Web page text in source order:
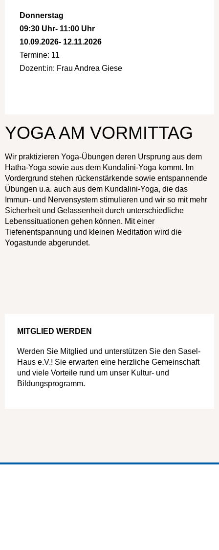
YOGA AM VORMITTAG
Wir praktizieren Yoga-Übungen deren Ursprung aus dem
Hatha-Yoga sowie aus dem Kundalini-Yoga kommt. Im
Vordergrund stehen rückenstärkende sowie entspannende
Übungen u.a. auch aus dem Kundalini-Yoga, die das
Immun- und Nervensystem stimulieren und wir so mit mehr
Sicherheit und Gelassenheit durch unterschiedliche
Lebenssituationen gehen können. Mit einer
Tiefenentspannung und kleinen Meditation wird die
Yogastunde abgerundet.
Donnerstag
09:30 Uhr- 11:00 Uhr
10.09.2026- 12.11.2026
Termine: 11
Dozent:in: Frau Andrea Giese
MITGLIED WERDEN
Werden Sie Mitglied und unterstützen Sie den Sasel-
Haus e.V.! Sie erwarten eine herzliche Gemeinschaft
und viele Vorteile rund um unser Kultur- und
Bildungsprogramm.